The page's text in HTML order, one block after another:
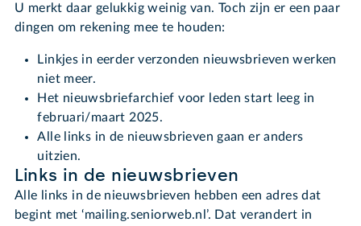
U merkt daar gelukkig weinig van. Toch zijn er een paar
dingen om rekening mee te houden:
Linkjes in eerder verzonden nieuwsbrieven werken
niet meer.
Het nieuwsbriefarchief voor leden start leeg in
februari/maart 2025.
Alle links in de nieuwsbrieven gaan er anders
uitzien.
Links in de nieuwsbrieven
Alle links in de nieuwsbrieven hebben een adres dat
begint met ‘mailing.seniorweb.nl’. Dat verandert in